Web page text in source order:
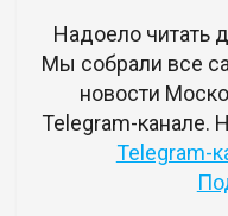
Надоело читать
Мы собрали все
новости
Telegram-канале.
Telegram-